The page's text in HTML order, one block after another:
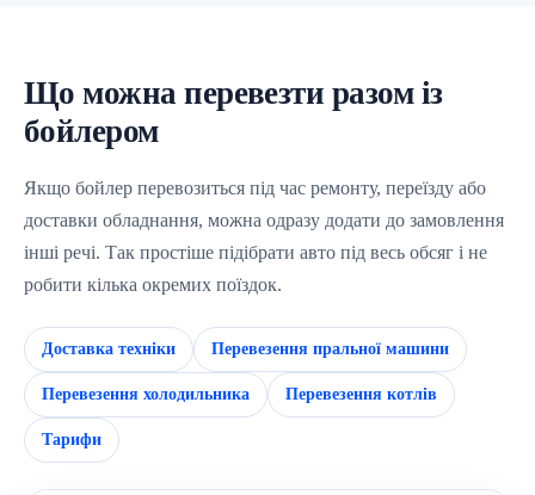
Що можна перевезти разом із
бойлером
Якщо бойлер перевозиться під час ремонту, переїзду або
доставки обладнання, можна одразу додати до замовлення
інші речі. Так простіше підібрати авто під весь обсяг і не
робити кілька окремих поїздок.
Доставка техніки Перевезення пральної машини
Перевезення холодильника Перевезення котлів
Тарифи